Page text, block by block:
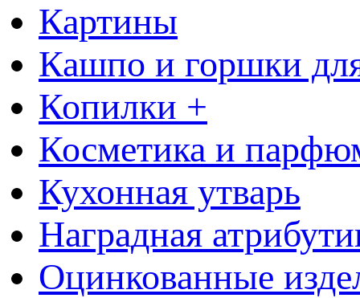
Картины
Кашпо и горшки
Копилки +
Косметика и
Кухонная утварь
Наградная
Оцинкованные